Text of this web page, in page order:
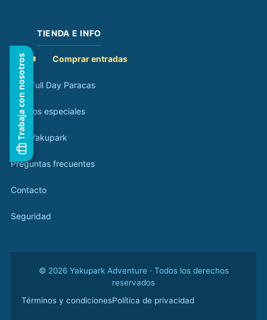
TIENDA E INFO
🎟️ Comprar entradas
Tour Full Day Paracas
Eventos especiales
Blog Yakupark
Preguntas frecuentes
Contacto
Seguridad
© 2026 Yakupark Adventure · Todos los derechos
reservados
Términos y condicionesPolítica de privacidad
Trabaja con nosotros